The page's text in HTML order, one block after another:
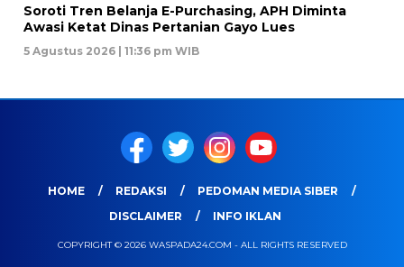
Soroti Tren Belanja E-Purchasing, APH Diminta
Awasi Ketat Dinas Pertanian Gayo Lues
5 Agustus 2026 | 11:36 pm WIB
HOME REDAKSI
PEDOMAN MEDIA SIBER
DISCLAIMER
INFO IKLAN
COPYRIGHT © 2026 WASPADA24.COM - ALL RIGHTS RESERVED